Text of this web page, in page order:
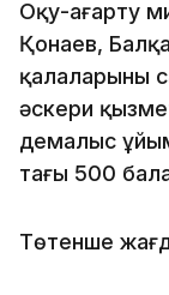
Оқу-ағарту
Қонаев,
қалаларының
әскери
демалыс
тағы 500
Төтенше